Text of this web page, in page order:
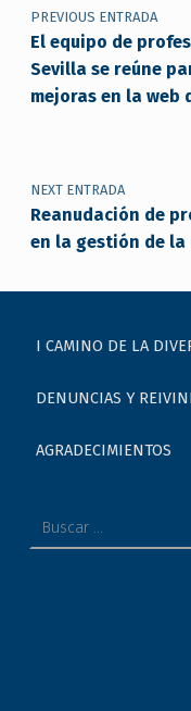
PREVIOUS ENTRADA
El equipo de
Sevilla se reúne
mejoras en la web
NEXT ENTRADA
Reanudación de
en la gestión de la
I CAMINO DE LA
DENUNCIAS Y
AGRADECIMIENTOS